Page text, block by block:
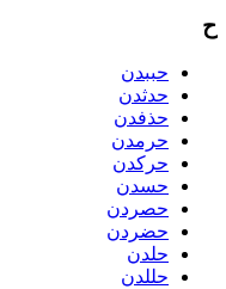
ح
حببدن
حدثدن
حذفدن
حرمدن
حرکدن
حسدن
حصردن
حضردن
حلدن
حللدن